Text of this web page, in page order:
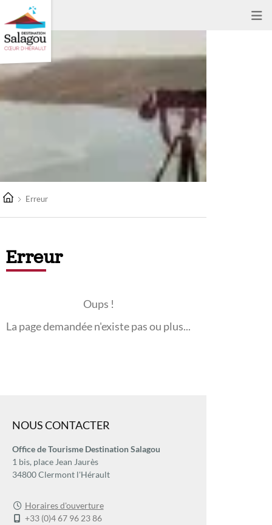
Erreur
Erreur
Oups !
La page demandée n'existe pas ou plus...
NOUS CONTACTER
Office de Tourisme Destination Salagou
1 bis, place Jean Jaurès
34800 Clermont l'Hérault
Horaires d'ouverture
+33 (0)4 67 96 23 86